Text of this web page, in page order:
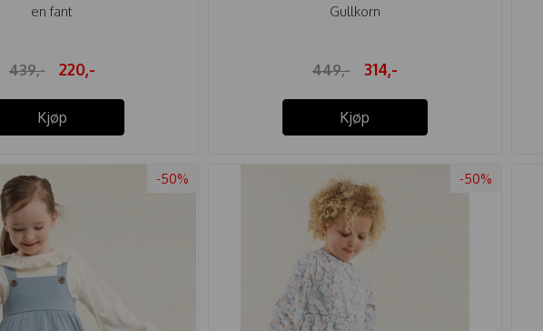
en fant
439,- 220,-
Kjøp
Gullkorn
449,- 314,-
Kjøp
-50% -50%